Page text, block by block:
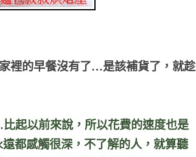
裡的早餐沒有了…是該補貨了，就趁
起以前來說，所以花費的速度也是
都感觸很深，不了解的人，就算聽